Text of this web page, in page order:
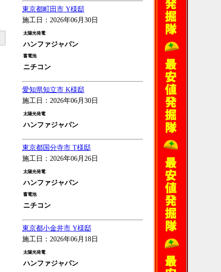
東京都町田市 Y様邸
施工日：2026年06月30日
太陽光発電
ハンファジャパン
蓄電池
ニチコン
愛知県知立市 K様邸
施工日：2026年06月30日
太陽光発電
ハンファジャパン
東京都国分寺市 T様邸
施工日：2026年06月26日
太陽光発電
ハンファジャパン
蓄電池
ニチコン
東京都小金井市 Y様邸
施工日：2026年06月18日
太陽光発電
ハンファジャパン